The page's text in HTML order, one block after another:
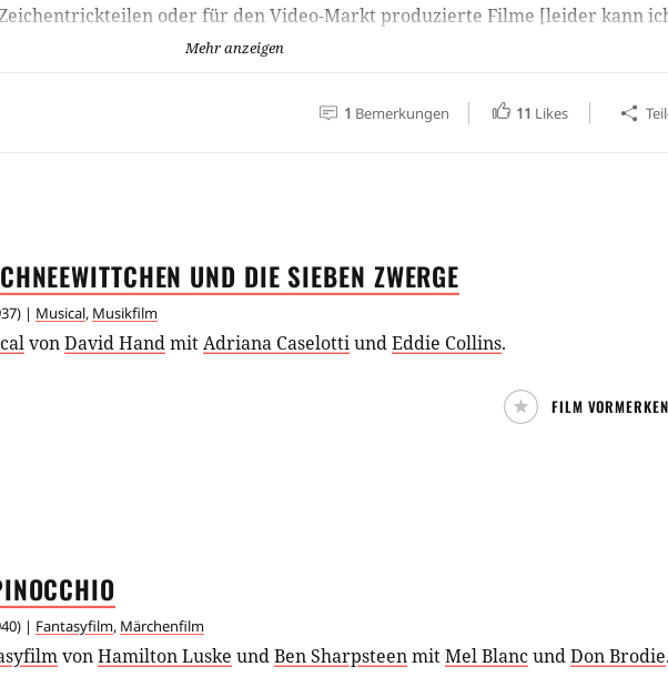
oder für den Video-Markt produzierte Filme [leider kann
and Fancy Free ('47) und Melody Time ('48) hinzufügen]. Seit 2005 werden
Mehr anzeigen
1 Bemerkungen 11 Likes
UND DIE SIEBEN ZWERGE
) | Musical, Musikfilm
vonDavid HandmitAdriana CaselottiundEddie Collins.
FILM VORMERKEN
) | Fantasyfilm, Märchenfilm
vonHamilton Luske undBen SharpsteenmitMel BlancundDon Brodie.